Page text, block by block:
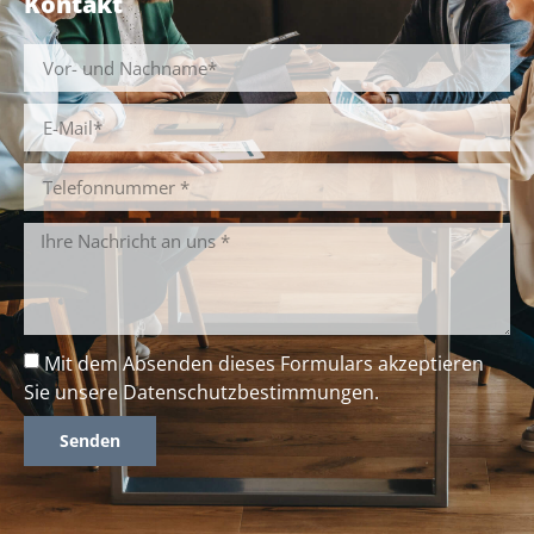
Mit dem Absenden dieses Formulars akzeptieren
Sie unsereDatenschutzbestimmungen.
Senden
Alternative: